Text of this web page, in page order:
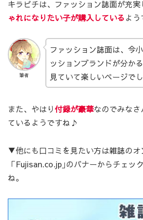
キラピチは、ファッション誌面が充実
ゃれになりたい子が購入している よう
筆者
ファッション誌面は、今
ッションブランドが分か
見ていて楽しいページで
また、やはり付録が豪華なのでみなさ
ているようですね♪
▼他にも口コミを見たい方は雑誌のオ
「Fujisan.co.jp｣のバナーからチェッ
ね。